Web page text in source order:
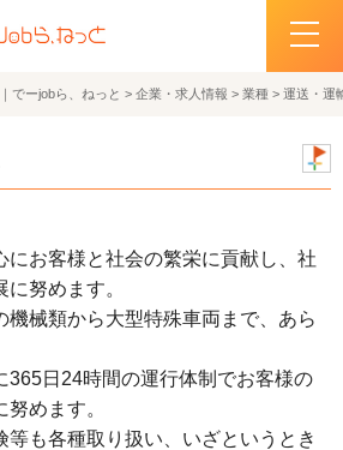
紹介
でーjobら、ねっと > 企業・求人情報 > 業種 > 運送・運
にお客様と社会の繁栄に貢献し、社
努めます。
機械類から大型特殊車両まで、あら
365日24時間の運行体制でお客様の
めます。
等も各種取り扱い、いざというとき